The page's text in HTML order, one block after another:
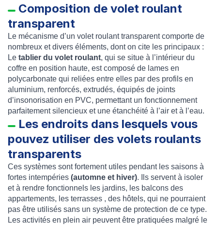
Composition de volet roulant
transparent
Le mécanisme d’un volet roulant transparent comporte de
nombreux et divers éléments, dont on cite les principaux :
Le tablier du volet roulant, qui se situe à l’intérieur du
coffre en position haute, est composé de lames en
polycarbonate qui reliées entre elles par des profils en
aluminium, renforcés, extrudés, équipés de joints
d’insonorisation en PVC, permettant un fonctionnement
parfaitement silencieux et une étanchéité à l’air et à l’eau.
Les endroits dans lesquels vous
pouvez utiliser des volets roulants
transparents
Ces systèmes sont fortement utiles pendant les saisons à
fortes intempéries (automne et hiver). Ils servent à isoler
et à rendre fonctionnels les jardins, les balcons des
appartements, les terrasses , des hôtels, qui ne pourraient
pas être utilisés sans un système de protection de ce type.
Les activités en plein air peuvent être pratiquées malgré le